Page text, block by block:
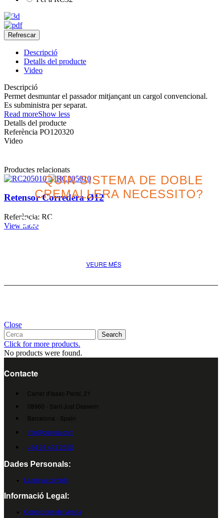
Descripció
Detalls del producte
Video
Descripció
Permet desmuntar el passador mitjançant un cargol convencional.
Es subministra per separat.
Read moreShow less
Detalls del producte
Referència PO120320
Video
Productes relacionats
Retensor Corredera Ø12
Referència: RC
View more
QUIN SISTEMA DE DOBLE
CREMALLERA NECESSITO?
Descobreix la millor opció
VEURE MÉS
Close
Search
Click for more products.
No products were found.
Contacte
Carrer d'Isaac Peral, 21
08960 - Sant Just Desvern
Barcelona - Spain
info@cumsa.com
+34 93 473 2552
Dades Personals:
La meva compta
Informació Legal:
Condicions de Venda